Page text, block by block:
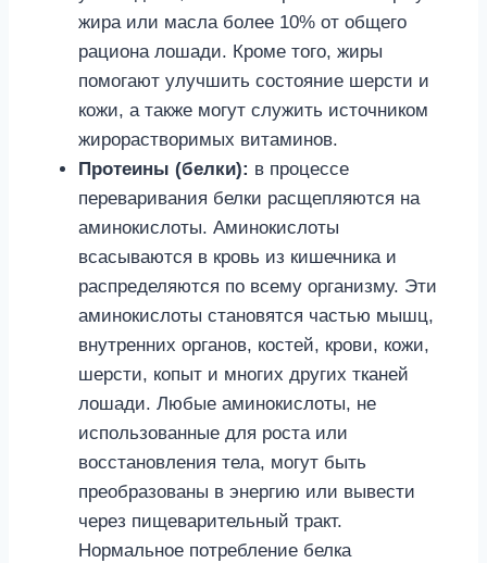
жира или масла более 10% от общего
рациона лошади. Кроме того, жиры
помогают улучшить состояние шерсти и
кожи, а также могут служить источником
жирорастворимых витаминов.
Протеины (белки): в процессе
переваривания белки расщепляются на
аминокислоты. Аминокислоты
всасываются в кровь из кишечника и
распределяются по всему организму. Эти
аминокислоты становятся частью мышц,
внутренних органов, костей, крови, кожи,
шерсти, копыт и многих других тканей
лошади. Любые аминокислоты, не
использованные для роста или
восстановления тела, могут быть
преобразованы в энергию или вывести
через пищеварительный тракт.
Нормальное потребление белка